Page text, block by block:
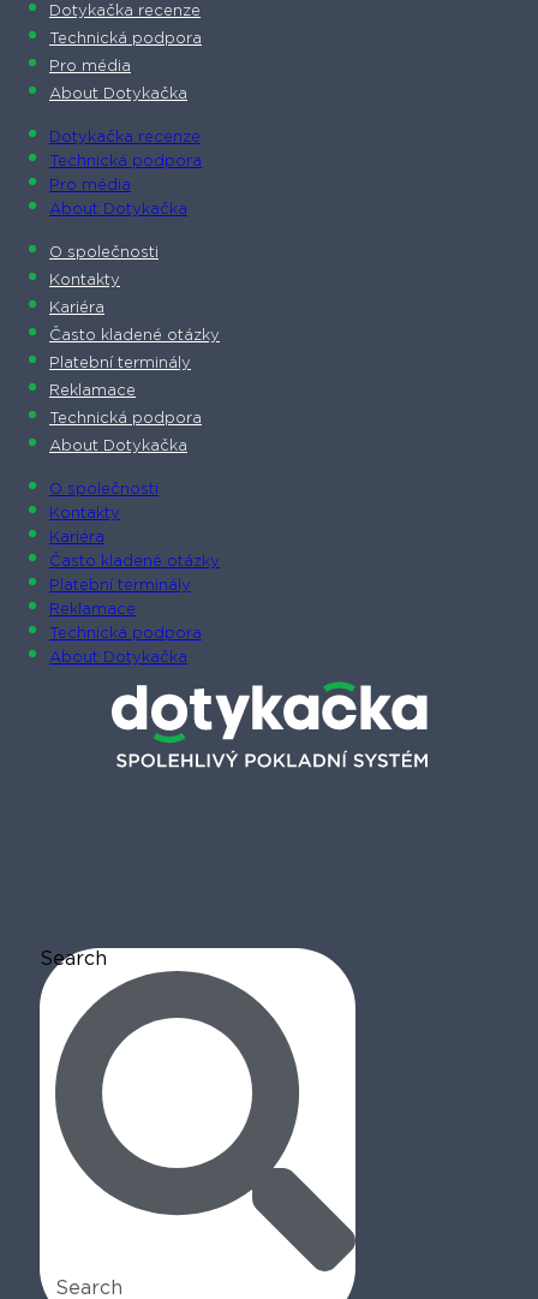
Dotykačka recenze
Technická podpora
Pro média
About Dotykačka
Dotykačka recenze
Technická podpora
Pro média
About Dotykačka
O společnosti
Kontakty
Kariéra
Často kladené otázky
Platební terminály
Reklamace
Technická podpora
About Dotykačka
O společnosti
Kontakty
Kariéra
Často kladené otázky
Platební terminály
Reklamace
Technická podpora
About Dotykačka
Search
Search